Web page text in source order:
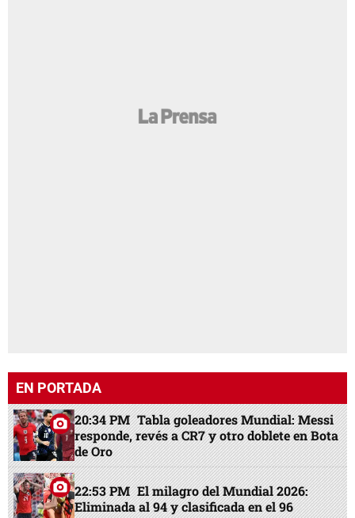
EN PORTADA
20:34 PM Tabla goleadores Mundial: Messi
responde, revés a CR7 y otro doblete en Bota
de Oro
22:53 PM El milagro del Mundial 2026:
Eliminada al 94 y clasificada en el 96